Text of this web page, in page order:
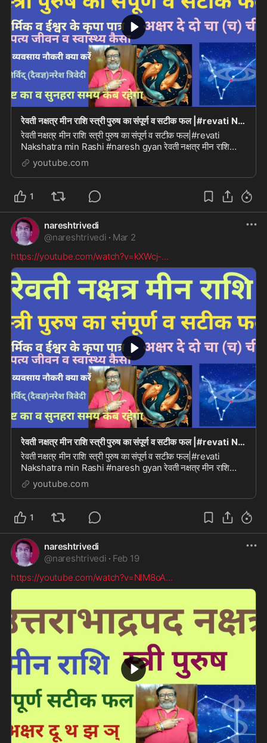
रेवती नक्षत्र मीन राशि स्त्री पुरुष का संपूर्ण व सटीक फल |#revati Nakshatra min Rashi #naresh g
रेवती नक्षत्र मीन राशि स्त्री पुरुष का संपूर्ण व सटीक फल|#revati
Nakshatra min Rashi #naresh gyan रेवती नक्षत्र मीन राशि
स्त्री पुरुष का संपूर्ण व सटीक फल|#r...
youtube.com
1
nareshtrivedi
@nareshtrivedi · Mar 2
https://youtube.com/watch?v=kXWcj-...
रेवती नक्षत्र मीन राशि स्त्री पुरुष का संपूर्ण व सटीक फल |#revati Nakshatra min Rashi #naresh g
रेवती नक्षत्र मीन राशि स्त्री पुरुष का संपूर्ण व सटीक फल|#revati
Nakshatra min Rashi #naresh gyan रेवती नक्षत्र मीन राशि
स्त्री पुरुष का संपूर्ण व सटीक फल|#r...
youtube.com
1
nareshtrivedi
@nareshtrivedi · Feb 19
https://youtube.com/watch?v=NIM8oA...